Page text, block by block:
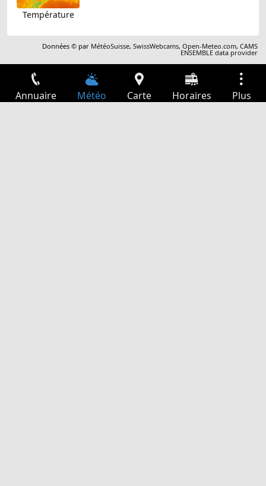
Température
Données © par MétéoSuisse,SwissWebcams,Open-Meteo.com,CAMS
ENSEMBLE data provider
Annuaire Météo Carte Horaires Plus